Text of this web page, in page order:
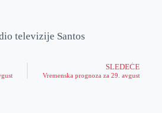
televizije Santos
SLEDEĆE
Vremenska prognoza za 29. avgust